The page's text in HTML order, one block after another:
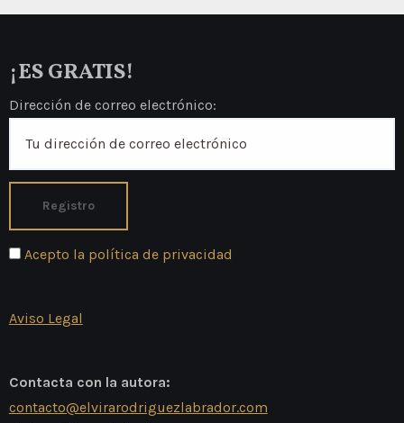
31,80€. 27,20€.
¡ES GRATIS!
Dirección de correo electrónico:
Acepto la política de privacidad
Aviso Legal
Contacta con la autora:
contacto@elvirarodriguezlabrador.com